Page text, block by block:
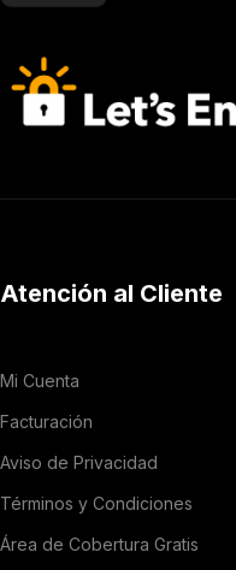
Atención al Cliente
Mi Cuenta
Facturación
Aviso de Privacidad
Términos y Condiciones
Área de Cobertura Gratis